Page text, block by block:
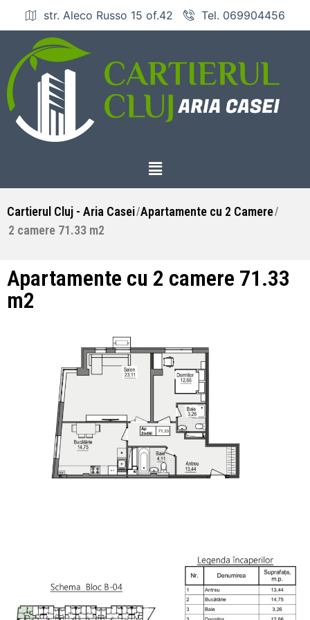
str. Aleco Russo 15 of.42 Tel. 069904456
Cartierul Cluj - Aria Casei/Apartamente cu 2 Camere/
2 camere 71.33 m2
Apartamente cu 2 camere 71.33
m2